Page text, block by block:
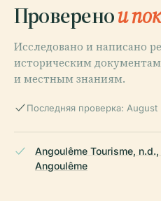
Проверенои
Исследовано и написано
историческим
и местным знаниям.
Последняя проверка: August
Angoulême Tourisme,
Angoulême